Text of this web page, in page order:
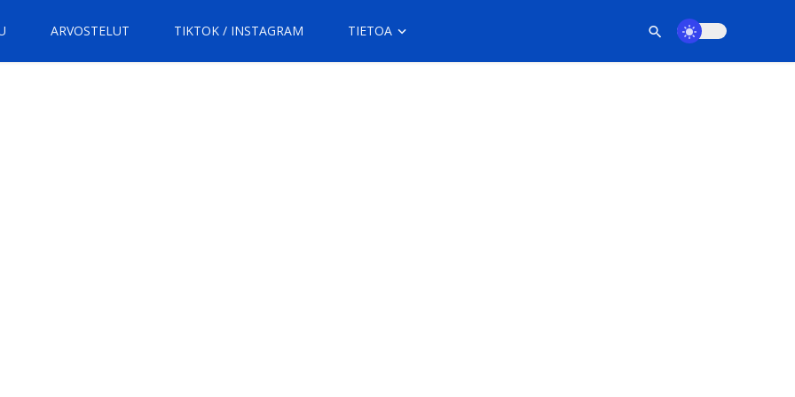
ARVOSTELUT TIKTOK / INSTAGRAM TIETOA